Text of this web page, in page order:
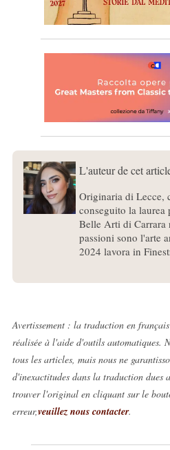
L'auteur de cet
Originaria di Lecce,
conseguito la laurea
Belle Arti di Carrara
passioni sono l'arte
2024 lavora in
Avertissement : la traduction en
réalisée à l'aide d'outils automatiques.
tous les articles, mais nous ne
d'inexactitudes dans la traduction dues
trouver l'original en cliquant sur le
erreur,veuillez nous contacter.